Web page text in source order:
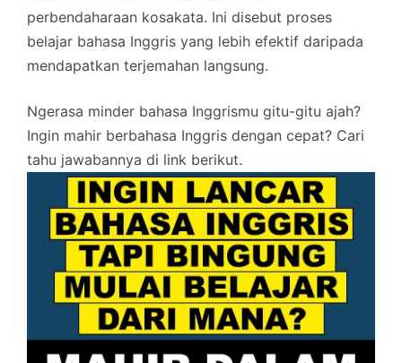
perbendaharaan kosakata. Ini disebut proses
belajar bahasa Inggris yang lebih efektif daripada
mendapatkan terjemahan langsung.
Ngerasa minder bahasa Inggrismu gitu-gitu ajah?
Ingin mahir berbahasa Inggris dengan cepat? Cari
tahu jawabannya di link berikut.